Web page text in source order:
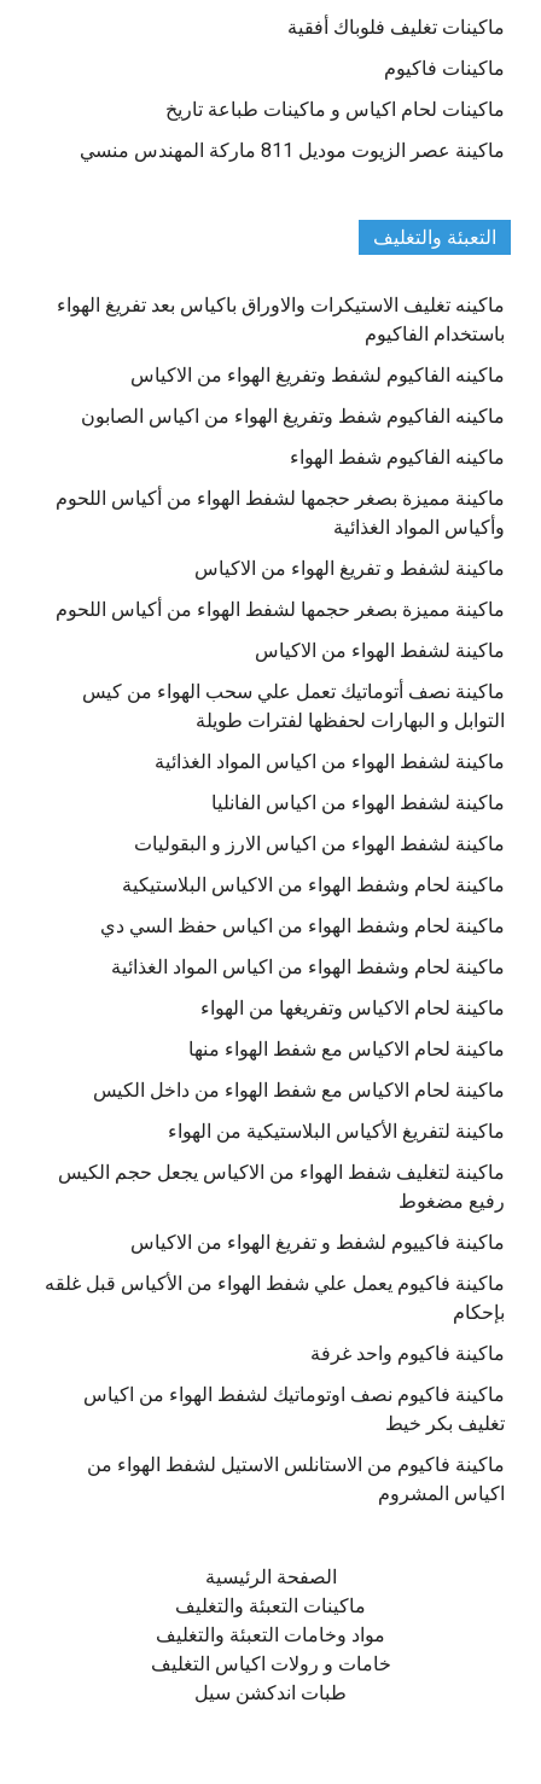
ماكينات تغليف فلوباك أفقية
ماكينات فاكيوم
ماكينات لحام اكياس و ماكينات طباعة تاريخ
ماكينة عصر الزيوت موديل 811 ماركة المهندس منسي
التعبئة والتغليف
ماكينه تغليف الاستيكرات والاوراق باكياس بعد تفريغ الهواء
باستخدام الفاكيوم
ماكينه الفاكيوم لشفط وتفريغ الهواء من الاكياس
ماكينه الفاكيوم شفط وتفريغ الهواء من اكياس الصابون
ماكينه الفاكيوم شفط الهواء
ماكينة مميزة بصغر حجمها لشفط الهواء من أكياس اللحوم
وأكياس المواد الغذائية
ماكينة لشفط و تفريغ الهواء من الاكياس
ماكينة مميزة بصغر حجمها لشفط الهواء من أكياس اللحوم
ماكينة لشفط الهواء من الاكياس
ماكينة نصف أتوماتيك تعمل علي سحب الهواء من كيس
التوابل و البهارات لحفظها لفترات طويلة
ماكينة لشفط الهواء من اكياس المواد الغذائية
ماكينة لشفط الهواء من اكياس الفانليا
ماكينة لشفط الهواء من اكياس الارز و البقوليات
ماكينة لحام وشفط الهواء من الاكياس البلاستيكية
ماكينة لحام وشفط الهواء من اكياس حفظ السي دي
ماكينة لحام وشفط الهواء من اكياس المواد الغذائية
ماكينة لحام الاكياس وتفريغها من الهواء
ماكينة لحام الاكياس مع شفط الهواء منها
ماكينة لحام الاكياس مع شفط الهواء من داخل الكيس
ماكينة لتفريغ الأكياس البلاستيكية من الهواء
ماكينة لتغليف شفط الهواء من الاكياس يجعل حجم الكيس
رفيع مضغوط
ماكينة فاكييوم لشفط و تفريغ الهواء من الاكياس
ماكينة فاكيوم يعمل علي شفط الهواء من الأكياس قبل غلقه
بإحكام
ماكينة فاكيوم واحد غرفة
ماكينة فاكيوم نصف اوتوماتيك لشفط الهواء من اكياس
تغليف بكر خيط
ماكينة فاكيوم من الاستانلس الاستيل لشفط الهواء من
اكياس المشروم
الصفحة الرئيسية
ماكينات التعبئة والتغليف
مواد وخامات التعبئة والتغليف
خامات و رولات اكياس التغليف
طبات اندكشن سيل